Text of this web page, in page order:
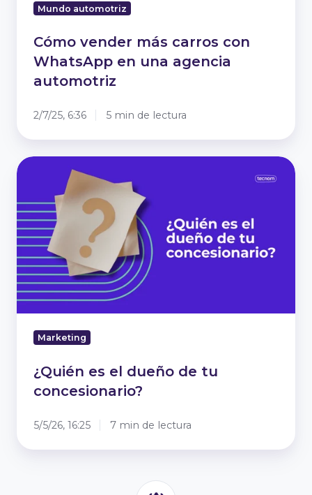
Mundo automotriz
Cómo vender más carros con
WhatsApp en una agencia
automotriz
2/7/25, 6:36 5 min de lectura
¿Quién
dueño
de
tu
concesionario?
Marketing
¿Quién es el dueño de tu
concesionario?
5/5/26, 16:25 7 min de lectura